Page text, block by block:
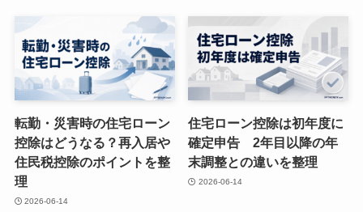
転勤・災害時の住宅ローン
控除はどうなる？再入居や
住民税控除のポイントを整
理
2026-06-14
住宅ローン控除は初年度に
確定申告 2年目以降の年
末調整との違いを整理
2026-06-14